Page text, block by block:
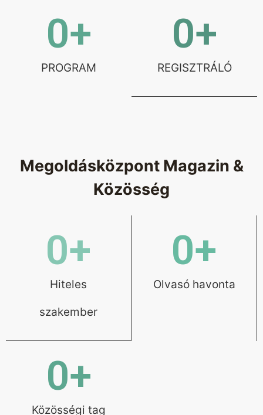
0+
PROGRAM
0+
REGISZTRÁLÓ
Megoldásközpont Magazin &
Közösség
0+
Hiteles
szakember
0+
Olvasó havonta
0+
Közösségi tag